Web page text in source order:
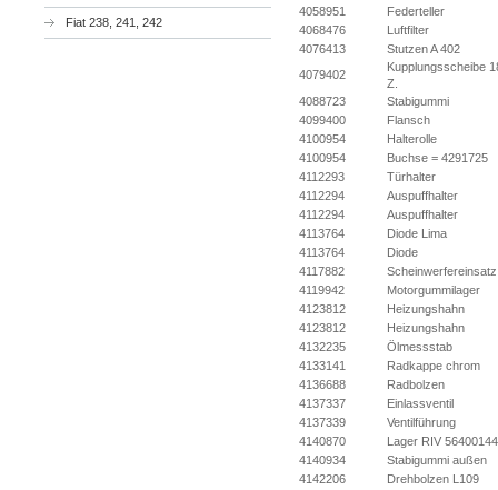
Fiat 238, 241, 242
4058951
Federteller
4068476
Luftfilter
4076413
Stutzen A 402
4079402
Kupplungsscheibe
Z.
4088723
Stabigummi
4099400
Flansch
4100954
Halterolle
4100954
Buchse = 4291725
4112293
Türhalter
4112294
Auspuffhalter
4112294
Auspuffhalter
4113764
Diode Lima
4113764
Diode
4117882
Scheinwerfereinsatz
4119942
Motorgummilager
4123812
Heizungshahn
4123812
Heizungshahn
4132235
Ölmessstab
4133141
Radkappe chrom
4136688
Radbolzen
4137337
Einlassventil
4137339
Ventilführung
4140870
Lager RIV
4140934
Stabigummi außen
4142206
Drehbolzen L109